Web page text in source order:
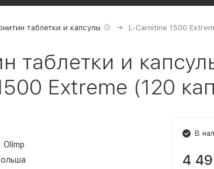
таблетки и капсулы L-Carnitine 1500
таблетки и
Extreme (120
Olimp
В
4